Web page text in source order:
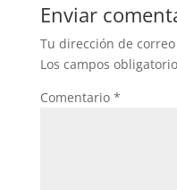
Enviar
Tu dirección de
Los campos
Comentario *